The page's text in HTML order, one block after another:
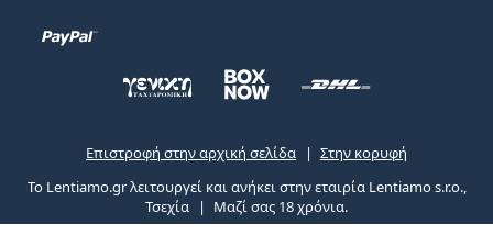
Επιστροφή στην αρχική σελίδα
Στην κορυφή
Το Lentiamo.gr λειτουργεί και ανήκει στην εταιρία Lentiamo s.r.o.,
Τσεχία
Μαζί σας 18 χρόνια.